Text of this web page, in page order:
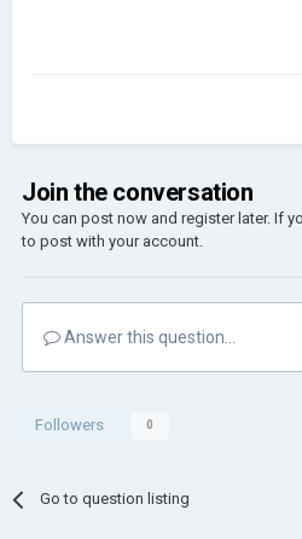
Join the conversation
You can post now and register later. If
to post with your account.
Answer this question...
Followers 0
Go to question listing